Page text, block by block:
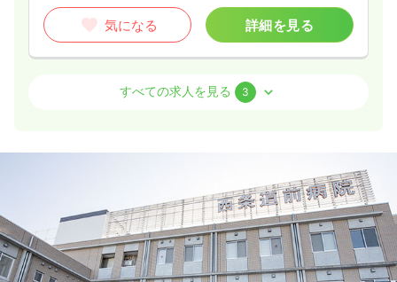
※経験32年の例
時間 7:30～16:00 （休憩60分）
日曜休み
担当業務未経験可 月給34万円以上可
気になる 詳細を見る
その他
日勤のみ（常勤） 一時募集休止
給与 万円〜/月 賞与4.2ヶ月
※経験5年の例
時間 8:30～17:00（休憩60分）
気になる 詳細を見る
正・准看護師
（休憩60分）
土日祝休み
年間休日124日 ブランク可
第二新卒可
月給30万円以上可
気になる 詳細を見る
すべての求人を見る 3